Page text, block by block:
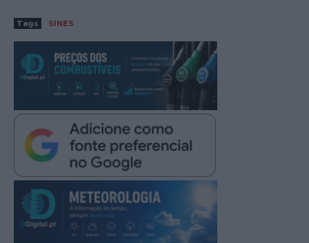
Tags SINES